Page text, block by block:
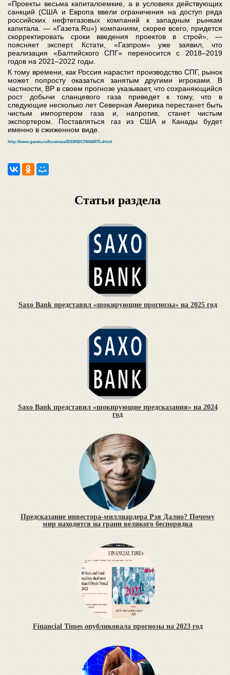
«Проекты весьма капиталоемкие, а в условиях действующих
санкций (США и Европа ввели ограничения на доступ ряда
российских нефтегазовых компаний к западным рынкам
капитала. — «Газета.Ru») компаниям, скорее всего, придется
скорректировать сроки введения проектов в строй», —
поясняет эксперт. Кстати, «Газпром» уже заявил, что
реализация «Балтийского СПГ» переносится с 2018–2019
годов на 2021–2022 годы.
К тому времени, как Россия нарастит производство СПГ, рынок
может попросту оказаться занятым другими игроками. В
частности, ВР в своем прогнозе указывает, что сохраняющийся
рост добычи сланцевого газа приведет к тому, что в
следующие несколько лет Северная Америка перестанет быть
чистым импортером газа и, напротив, станет чистым
экспортером. Поставляться газ из США и Канады будет
именно в сжиженном виде.
http://www.gazeta.ru/business/2015/02/17/6416073.shtml
Статьи раздела
Saxo Bank представил «шокирующие прогнозы» на 2025 год
Saxo Bank представил «шокирующие предсказания» на 2024
год
Предсказание инвестора-миллиардера Рэя Далио? Почему
мир находится на грани великого беспорядка
Financial Times опубликовала прогнозы на 2023 год